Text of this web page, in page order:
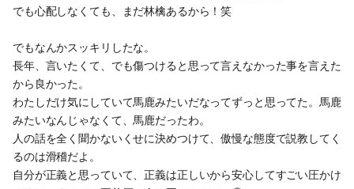
でも心配しなくても、まだ林檎あるから！笑
でもなんかスッキリしたな。
長年、言いたくて、でも傷つけると思って言えなかった事を言えた
から良かった。
わたしだけ気にしていて馬鹿みたいだなってずっと思ってた。馬鹿
みたいなんじゃなくて、馬鹿だったわ。
人の話を全く聞かないくせに決めつけて、傲慢な態度で説教してく
るのは滑稽だよ。
自分が正義と思っていて、正義は正しいから安心してすごい圧かけ